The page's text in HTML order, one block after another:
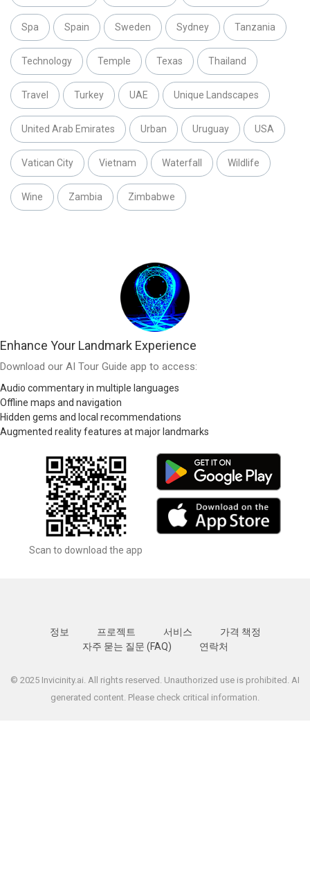
Spa Spain Sweden Sydney Tanzania
Technology Temple Texas Thailand
Travel Turkey UAE Unique Landscapes
United Arab Emirates Urban Uruguay USA
Vatican City Vietnam Waterfall Wildlife
Wine Zambia Zimbabwe
Enhance Your Landmark Experience
Download our AI Tour Guide app to access:
Audio commentary in multiple languages
Offline maps and navigation
Hidden gems and local recommendations
Augmented reality features at major landmarks
Scan to download the app
정보 프로젝트 서비스
가격 책정
자주 묻는 질문 (FAQ)
연락처
© 2025 Invicinity.ai. All rights reserved. Unauthorized use is prohibited. AI
generated content. Please check critical information.